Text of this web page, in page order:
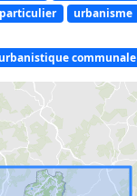
urbanisme
communale